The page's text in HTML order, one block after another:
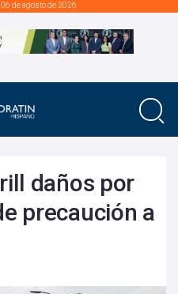
06 de agosto de 2026
daños por
precaución a